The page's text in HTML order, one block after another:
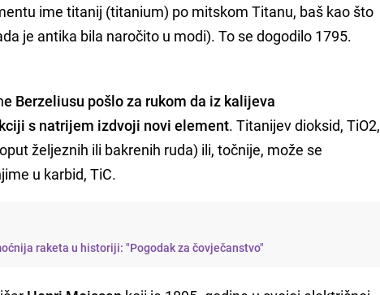
ime titanij (titanium) po mitskom Titanu, baš kao što
je antika bila naročito u modi). To se dogodilo 1795.
e Berzeliusu pošlo za rukom da iz kalijeva
s natrijem izdvoji novi element. Titanijev dioksid, TiO2,
željeznih ili bakrenih ruda) ili, točnije, može se
u karbid, TiC.
raketa u historiji: "Pogodak za čovječanstvo"